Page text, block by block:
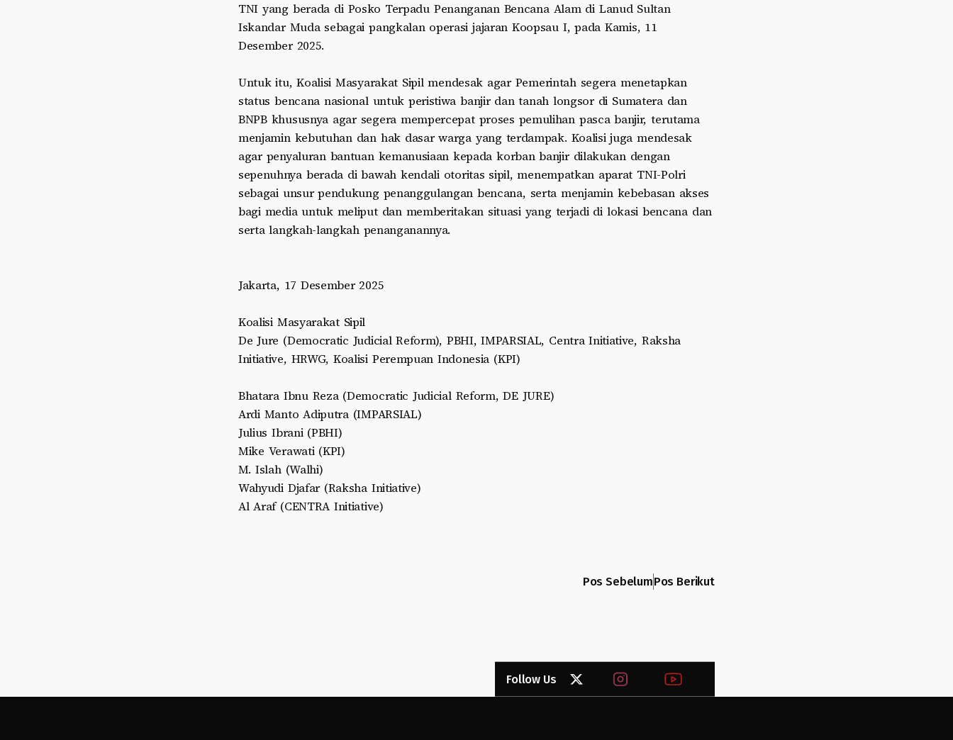
TNI yang berada di Posko Terpadu Penanganan Bencana Alam di Lanud Sultan
Iskandar Muda sebagai pangkalan operasi jajaran Koopsau I, pada Kamis, 11
Desember 2025.
Untuk itu, Koalisi Masyarakat Sipil mendesak agar Pemerintah segera menetapkan
status bencana nasional untuk peristiwa banjir dan tanah longsor di Sumatera dan
BNPB khususnya agar segera mempercepat proses pemulihan pasca banjir, terutama
menjamin kebutuhan dan hak dasar warga yang terdampak. Koalisi juga mendesak
agar penyaluran bantuan kemanusiaan kepada korban banjir dilakukan dengan
sepenuhnya berada di bawah kendali otoritas sipil, menempatkan aparat TNI-Polri
sebagai unsur pendukung penanggulangan bencana, serta menjamin kebebasan akses
bagi media untuk meliput dan memberitakan situasi yang terjadi di lokasi bencana dan
serta langkah-langkah penanganannya.
Jakarta, 17 Desember 2025
Koalisi Masyarakat Sipil
De Jure (Democratic Judicial Reform), PBHI, IMPARSIAL, Centra Initiative, Raksha
Initiative, HRWG, Koalisi Perempuan Indonesia (KPI)
Bhatara Ibnu Reza (Democratic Judicial Reform, DE JURE)
Ardi Manto Adiputra (IMPARSIAL)
Julius Ibrani (PBHI)
Mike Verawati (KPI)
⁠M. Islah (Walhi)
Wahyudi Djafar (Raksha Initiative)
Al Araf (CENTRA Initiative)
Pos SebelumPos Berikut
Follow Us